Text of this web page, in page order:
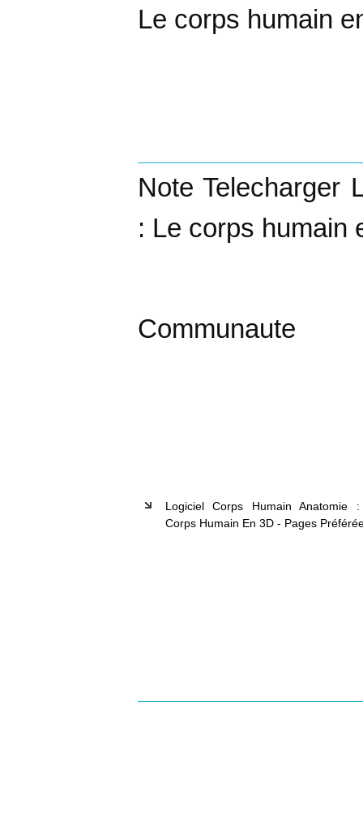
Le corps humain
Note Telecharger
: Le corps humain
Communaute
Logiciel Corps Humain Anatomie
Corps Humain En 3D - Pages